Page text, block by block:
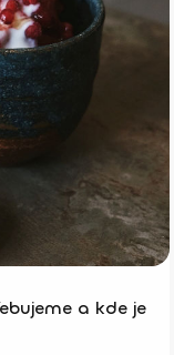
a kde je